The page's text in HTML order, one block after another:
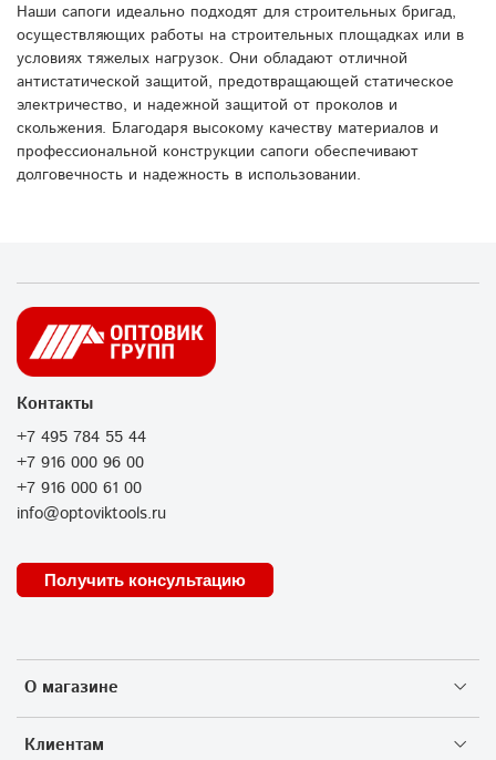
Наши сапоги идеально подходят для строительных бригад,
осуществляющих работы на строительных площадках или в
условиях тяжелых нагрузок. Они обладают отличной
антистатической защитой, предотвращающей статическое
электричество, и надежной защитой от проколов и
скольжения. Благодаря высокому качеству материалов и
профессиональной конструкции сапоги обеспечивают
долговечность и надежность в использовании.
О магазине
Клиентам
Контакты
+7 495 784 55 44
+7 916 000 96 00
+7 916 000 61 00
info@optoviktools.ru
Получить консультацию